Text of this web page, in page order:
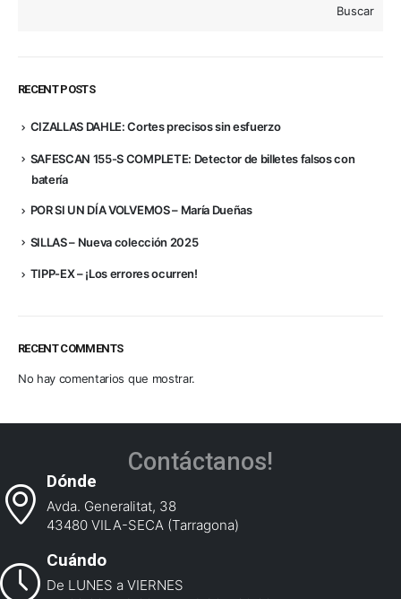
Buscar
RECENT POSTS
CIZALLAS DAHLE: Cortes precisos sin esfuerzo
SAFESCAN 155-S COMPLETE: Detector de billetes falsos con
batería
POR SI UN DÍA VOLVEMOS – María Dueñas
SILLAS – Nueva colección 2025
TIPP-EX – ¡Los errores ocurren!
RECENT COMMENTS
No hay comentarios que mostrar.
Contáctanos!
Dónde
Avda. Generalitat, 38
43480 VILA-SECA (Tarragona)
Cuándo
De LUNES a VIERNES